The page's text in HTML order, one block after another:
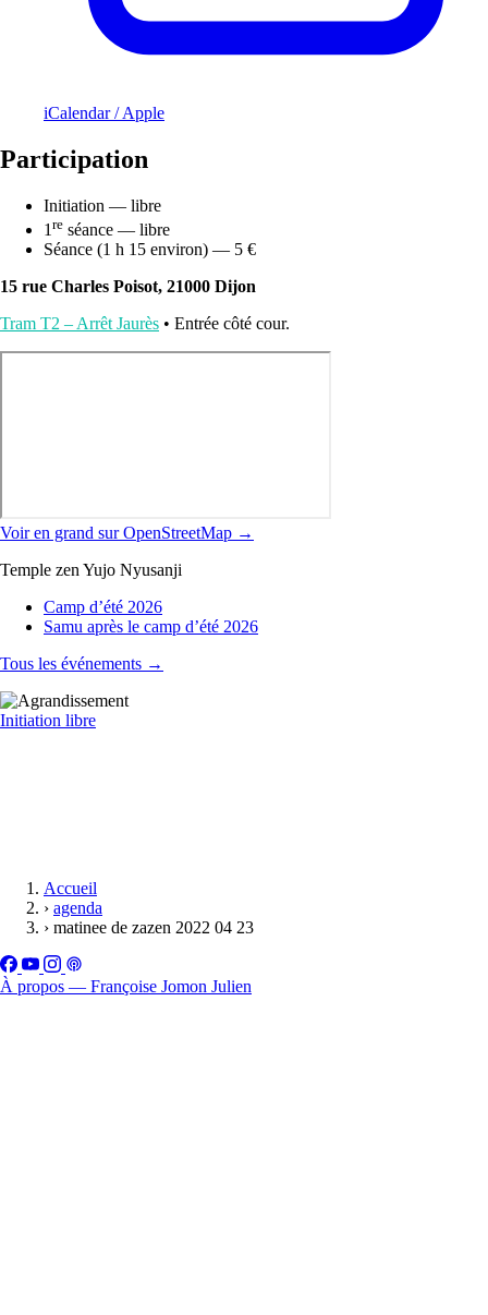
iCalendar / Apple
Participation
Initiation — libre
1 re séance — libre
Séance (1 h 15 environ) — 5 €
15 rue Charles Poisot, 21000 Dijon
Tram T2 – Arrêt Jaurès • Entrée côté cour.
Voir en grand sur OpenStreetMap →
Temple zen Yujo Nyusanji
Camp d’été 2026
Samu après le camp d’été 2026
Tous les événements →
Initiation libre
Accueil
› agenda
› matinee de zazen 2022 04 23
À propos — Françoise Jomon Julien